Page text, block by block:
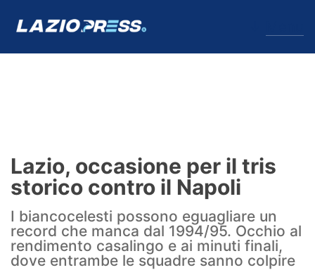
Formello
Infortuni
Primavera
Lazio, occasione per il tris
storico contro il Napoli
I biancocelesti possono eguagliare un
record che manca dal 1994/95. Occhio al
rendimento casalingo e ai minuti finali,
dove entrambe le squadre sanno colpire